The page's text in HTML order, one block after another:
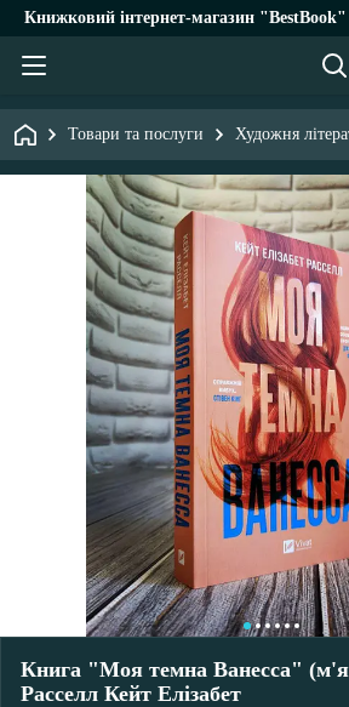
Книжковий інтернет-магазин
Товари та послуги Художня
Книга "Моя темна Ванесса"
Расселл Кейт Елізабет